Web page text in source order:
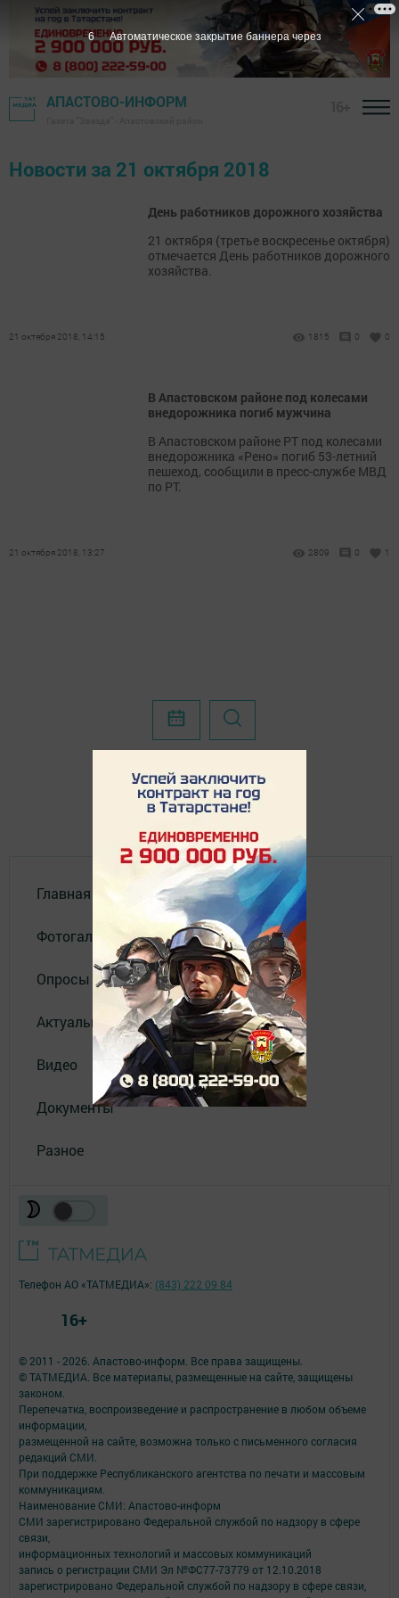
АПАСТОВО-ИНФОРМ
Новости за 21 октября 2018
День работников дорожного хозяйства
21 октября (третье воскресенье октября)
отмечается День работников дорожного
хозяйства.
21 октября 2018, 14:15 1815 0 0
В Апастовском районе под колесами
внедорожника погиб мужчина
В Апастовском районе РТ под колесами
внедорожника «Рено» погиб 53-летний
пешеход, сообщили в пресс-службе МВД
по РТ.
21 октября 2018, 13:27 2809 0 1
Главная
Фотогалереи
Опросы
Актуальное видео
Видео
Документы
Разное
© 2011 - 2026. Апастово-информ. Все права защищены.
© ТАТМЕДИА. Все материалы, размещенные на сайте, защищены
законом.
Перепечатка, воспроизведение и распространение в любом объеме
информации,
размещенной на сайте, возможна только с письменного согласия
редакций СМИ.
При поддержке Республиканского агентства по печати и массовым
коммуникациям.
Наименование СМИ: Апастово-информ
СМИ зарегистрировано Федеральной службой по надзору в сфере
связи,
информационных технологий и массовых коммуникаций
запись о регистрации СМИ Эл №ФС77-73779 от 12.10.2018
зарегистрировано Федеральной службой по надзору в сфере связи,
Телефон АО «ТАТМЕДИА»: (843) 222 09 84
16+
5 Автоматическое закрытие баннера через